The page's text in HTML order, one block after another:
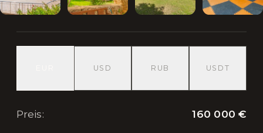
USD RUB USDT
Preis: 160 000 €